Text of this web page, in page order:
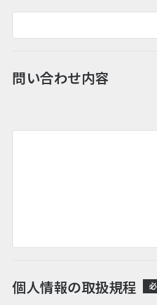
問い合わせ内容
個人情報の取扱規程